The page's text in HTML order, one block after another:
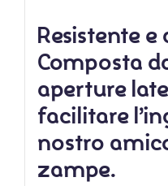
Resistente
Composta
aperture
facilitare
nostro
zampe.